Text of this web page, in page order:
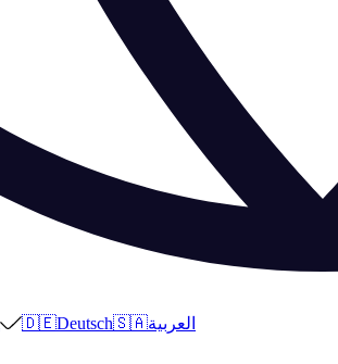
🇩🇪Deutsch🇸🇦العربية